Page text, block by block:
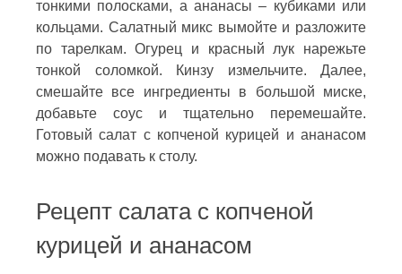
тонкими полосками, а ананасы – кубиками или
кольцами. Салатный микс вымойте и разложите
по тарелкам. Огурец и красный лук нарежьте
тонкой соломкой. Кинзу измельчите. Далее,
смешайте все ингредиенты в большой миске,
добавьте соус и тщательно перемешайте.
Готовый салат с копченой курицей и ананасом
можно подавать к столу.
Рецепт салата с копченой
курицей и ананасом